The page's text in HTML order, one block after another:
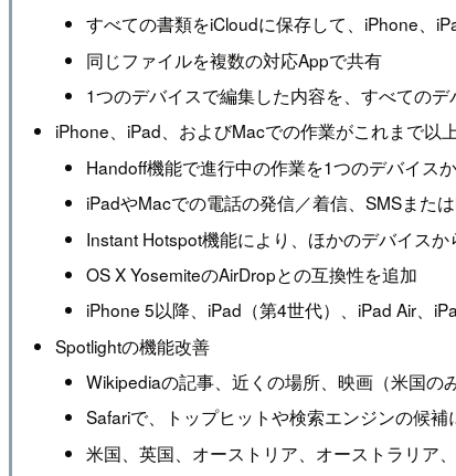
すべての書類をiCloudに保存して、iPhone、
同じファイルを複数の対応Appで共有
1つのデバイスで編集した内容を、すべての
iPhone、iPad、およびMacでの作業がこれまで以
Handoff機能で進行中の作業を1つのデバイス
iPadやMacでの電話の発信／着信、SMSまた
Instant Hotspot機能により、ほかのデバイス
OS X YosemiteのAirDropとの互換性を追加
iPhone 5以降、iPad（第4世代）、iPad Air、
Spotlightの機能改善
Wikipediaの記事、近くの場所、映画（米国の
Safariで、トップヒットや検索エンジンの候
米国、英国、オーストリア、オーストラリア